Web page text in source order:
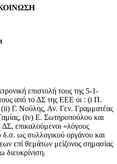
επιστολή τους της 5-1-
από το ΔΣ της ΕΕΕ οι : (i Π.
Γ. Νούλης, Αν. Γεν. Γραμματέας
(iv) Ε. Σωτηροπούλου και
επικαλούμενοι «λόγους
δ.σ. ως συλλογικού οργάνου και
επί θεμάτων μείζονος σημασίας
διευκρίνιση.